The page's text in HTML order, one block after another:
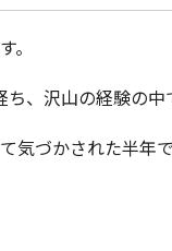
。
、沢山の経験の中
気づかされた半年で